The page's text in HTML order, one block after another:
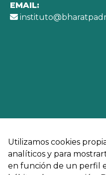
EMAIL:
Utilizamos cookies
analíticos y para
en función de un perfil